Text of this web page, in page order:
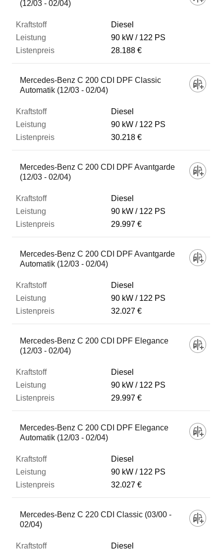
(12/03 - 02/04)
Diesel
90 kW
122 PS
28.188 €
Mercedes-Benz C 200 CDI DPF Classic
Automatik (12/03 - 02/04)
Diesel
90 kW
122 PS
30.218 €
Mercedes-Benz C 200 CDI DPF Avantgarde
(12/03 - 02/04)
Diesel
90 kW
122 PS
29.997 €
Mercedes-Benz C 200 CDI DPF Avantgarde
Automatik (12/03 - 02/04)
Diesel
90 kW
122 PS
32.027 €
Mercedes-Benz C 200 CDI DPF Elegance
(12/03 - 02/04)
Diesel
90 kW
122 PS
29.997 €
Mercedes-Benz C 200 CDI DPF Elegance
Automatik (12/03 - 02/04)
Diesel
90 kW
122 PS
32.027 €
Mercedes-Benz C 220 CDI Classic (03/00 -
02/04)
Diesel